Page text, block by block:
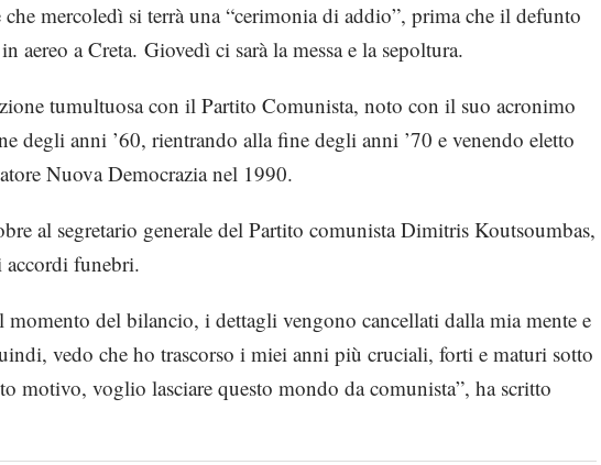
mercoledì si terrà una “cerimonia di addio”, prima che il defunto
aereo a Creta. Giovedì ci sarà la messa e la sepoltura.
tumultuosa con il Partito Comunista, noto con il suo acronimo
degli anni ’60, rientrando alla fine degli anni ’70 e venendo eletto
Nuova Democrazia nel 1990.
al segretario generale del Partito comunista Dimitris Koutsoumbas,
accordi funebri.
momento del bilancio, i dettagli vengono cancellati dalla mia mente e
vedo che ho trascorso i miei anni più cruciali, forti e maturi sotto
motivo, voglio lasciare questo mondo da comunista”, ha scritto